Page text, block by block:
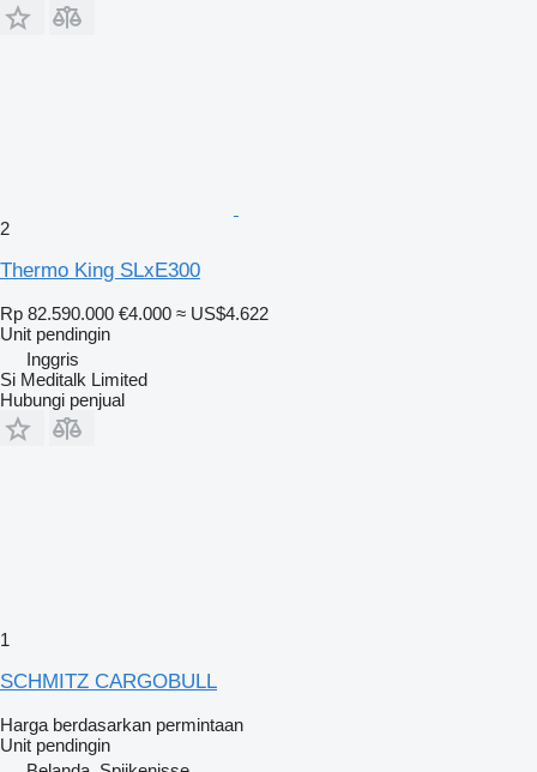
2
Thermo King SLxE300
Rp 82.590.000 €4.000 ≈ US$4.622
Unit pendingin
Inggris
Si Meditalk Limited
Hubungi penjual
1
SCHMITZ CARGOBULL
Harga berdasarkan permintaan
Unit pendingin